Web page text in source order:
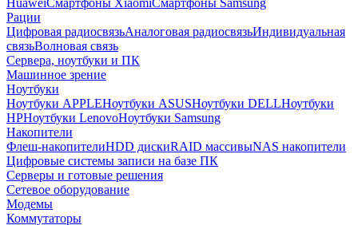
HuaweiСмартфоны XiaomiСмартфоны Samsung
Рации
Цифровая радиосвязьАналоговая радиосвязьИндивидуальная
связьВолновая связь
Сервера, ноутбуки и ПК
Машинное зрение
Ноутбуки
Ноутбуки APPLEНоутбуки ASUSНоутбуки DELLНоутбуки
HPНоутбуки LenovoНоутбуки Samsung
Накопители
Флеш-накопителиHDD дискиRAID массивыNAS накопители
Цифровые системы записи на базе ПК
Серверы и готовые решения
Сетевое оборудование
Модемы
Коммутаторы